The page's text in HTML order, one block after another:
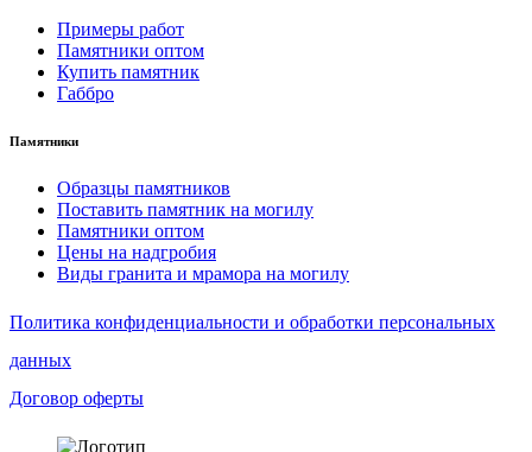
Примеры работ
Памятники оптом
Купить памятник
Габбро
Памятники
Образцы памятников
Поставить памятник на могилу
Памятники оптом
Цены на надгробия
Виды гранита и мрамора на могилу
Политика конфиденциальности и обработки персональных
данных
Договор оферты